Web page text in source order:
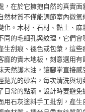
，在於它擁抱自然的真實面
然材質不僅能調節室內微氣
化。木材、石材、黏土、
同的毛細孔與紋理，它們
生刮痕、褪色或包漿，這些
廳的實木地板，刻意選用有
天然護木油，讓腳掌直接感
拋光的砂岩，每次清洗與
日常的點滴。設計時要避免
用石灰塗料手工批刮，產